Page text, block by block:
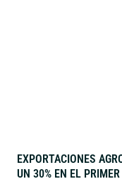
EXPORTACIONES
UN 30% EN EL